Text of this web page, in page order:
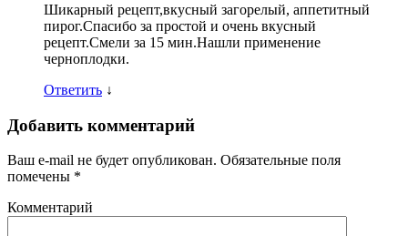
Шикарный рецепт,вкусный загорелый, аппетитный
пирог.Спасибо за простой и очень вкусный
рецепт.Смели за 15 мин.Нашли применение
черноплодки.
Ответить ↓
Добавить комментарий
Ваш e-mail не будет опубликован. Обязательные поля
помечены *
Комментарий